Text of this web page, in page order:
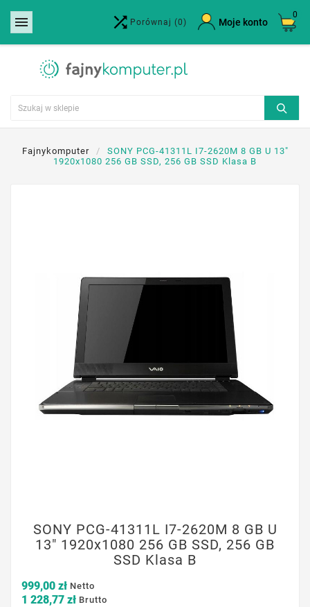
  Porównaj (0) Moje konto
0
Fajnykomputer
SONY PCG-41311L I7-2620M 8 GB U 13"
1920x1080 256 GB SSD, 256 GB SSD Klasa B
SONY PCG-41311L I7-2620M 8 GB U
13" 1920x1080 256 GB SSD, 256 GB
SSD Klasa B
999,00 zł Netto
1 228,77 zł Brutto
Utwórz listę życzeń ×
Nazwa listy życzeń
Anuluj Utwórz listę życzeń